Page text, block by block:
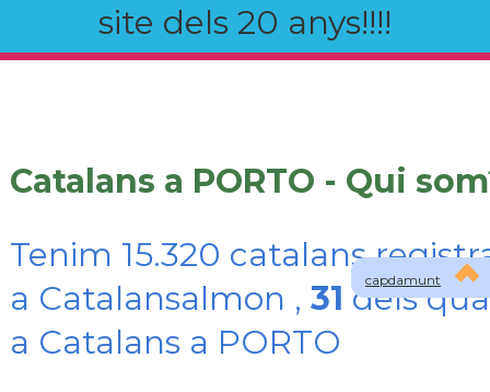
site dels 20 anys!!!!
capdamunt
Catalans a PORTO - Qui
Tenim 15.320 catalans
a Catalansalmon , 31 dels
a Catalans a PORTO